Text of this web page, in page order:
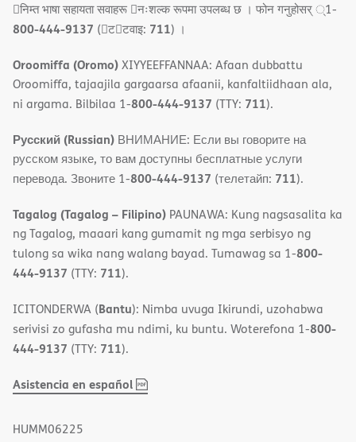
􀇓निम्त भाषा सहायता सवाहरू 􀇓नःशल्क रूपमा उपलब्ध छ । फोन गनुहोसर् ्1-
800-444-9137 (􀇑ट􀇑टवाइ: 711) ।
Oroomiffa (Oromo)XIYYEEFFANNAA: Afaan dubbattu
Oroomiffa, tajaajila gargaarsa afaanii, kanfaltiidhaan ala,
ni argama. Bilbilaa 1-800-444-9137 (TTY: 711).
Русский (Russian) ВНИМАНИЕ: Если вы говорите на
русском языке, то вам доступны бесплатные услуги
перевода. Звоните 1-800-444-9137 (телетайп: 711).
Tagalog (Tagalog – Filipino) PAUNAWA: Kung nagsasalita ka
ng Tagalog, maaari kang gumamit ng mga serbisyo ng
tulong sa wika nang walang bayad. Tumawag sa 1-800-
444-9137 (TTY: 711).
ICITONDERWA (Bantu): Nimba uvuga Ikirundi, uzohabwa
serivisi zo gufasha mu ndimi, ku buntu. Woterefona 1-800-
444-9137 (TTY: 711).
Asistencia en español,
(opens
HUMM06225